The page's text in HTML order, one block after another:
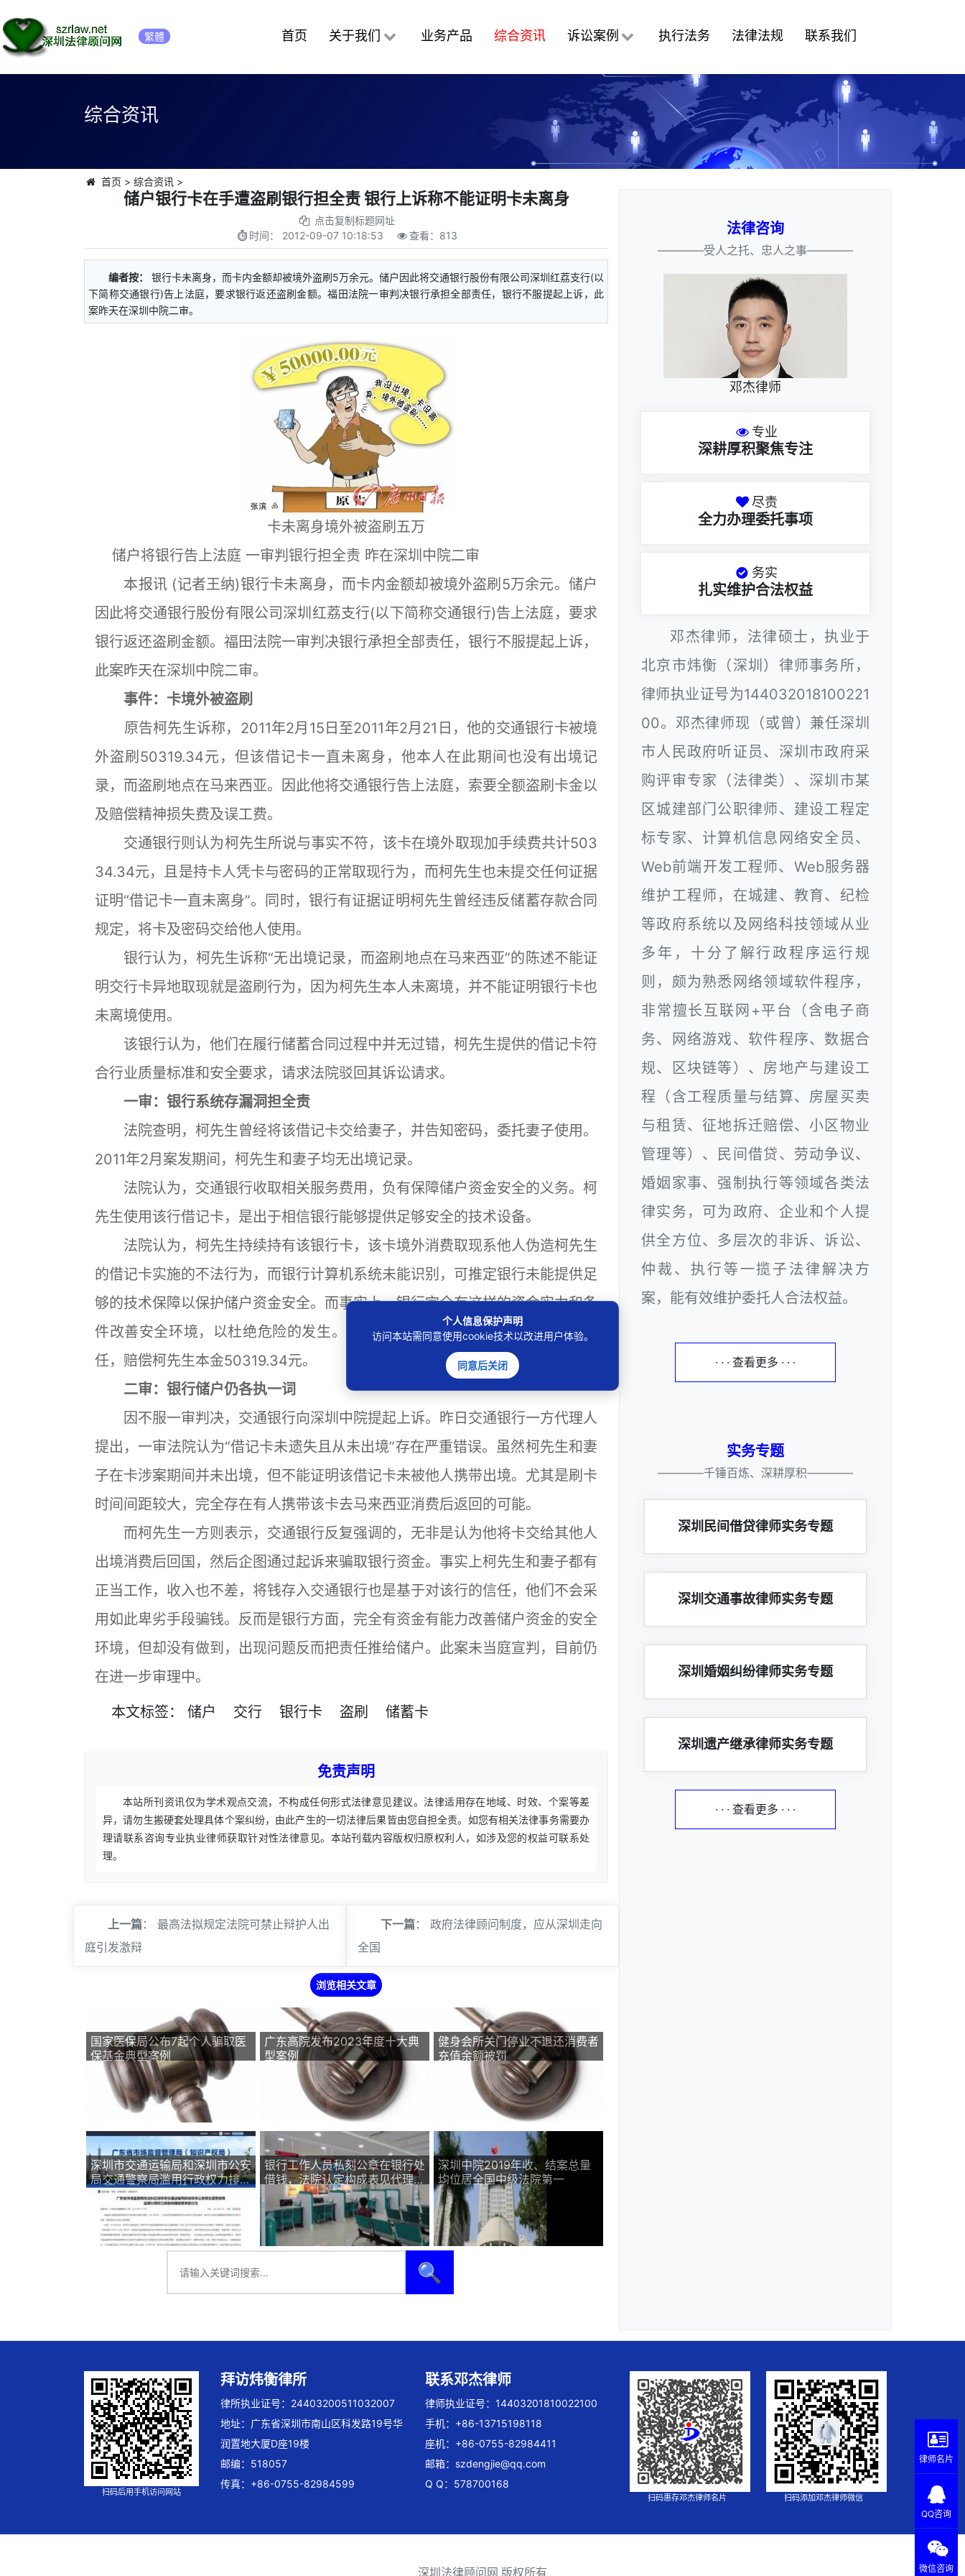
繁體 首页 关于我们 业务产品 综合资讯 诉讼案例 执行法务 法律法规 联系我们
综合资讯
首页 > 综合资讯>
储户银行卡在手遭盗刷银行担全责 银行上诉称不能证明卡未离身
点击复制标题网址
时间： 2012-09-07 10:18:53 查看： 813
编者按：
银行卡未离身，而卡内金额却被境外盗刷5万余元。储户因此将交通银行股份有限公司深圳红荔支行(以
下简称交通银行)告上法庭，要求银行返还盗刷金额。福田法院一审判决银行承担全部责任，银行不服提起上诉，此
案昨天在深圳中院二审。
卡未离身境外被盗刷五万
储户将银行告上法庭 一审判银行担全责 昨在深圳中院二审
本报讯 (记者王纳)银行卡未离身，而卡内金额却被境外盗刷5万余元。储户
因此将交通银行股份有限公司深圳红荔支行(以下简称交通银行)告上法庭，要求
银行返还盗刷金额。福田法院一审判决银行承担全部责任，银行不服提起上诉，
此案昨天在深圳中院二审。
事件：卡境外被盗刷
原告柯先生诉称，2011年2月15日至2011年2月21日，他的交通银行卡被境
外盗刷50319.34元，但该借记卡一直未离身，他本人在此期间也没有出境记
录，而盗刷地点在马来西亚。因此他将交通银行告上法庭，索要全额盗刷卡金以
及赔偿精神损失费及误工费。
交通银行则认为柯先生所说与事实不符，该卡在境外取现加手续费共计503
34.34元，且是持卡人凭卡与密码的正常取现行为，而柯先生也未提交任何证据
证明“借记卡一直未离身”。同时，银行有证据证明柯先生曾经违反储蓄存款合同
规定，将卡及密码交给他人使用。
银行认为，柯先生诉称“无出境记录，而盗刷地点在马来西亚”的陈述不能证
明交行卡异地取现就是盗刷行为，因为柯先生本人未离境，并不能证明银行卡也
未离境使用。
该银行认为，他们在履行储蓄合同过程中并无过错，柯先生提供的借记卡符
合行业质量标准和安全要求，请求法院驳回其诉讼请求。
一审：银行系统存漏洞担全责
法院查明，柯先生曾经将该借记卡交给妻子，并告知密码，委托妻子使用。
2011年2月案发期间，柯先生和妻子均无出境记录。
法院认为，交通银行收取相关服务费用，负有保障储户资金安全的义务。柯
先生使用该行借记卡，是出于相信银行能够提供足够安全的技术设备。
法院认为，柯先生持续持有该银行卡，该卡境外消费取现系他人伪造柯先生
的借记卡实施的不法行为，而银行计算机系统未能识别，可推定银行未能提供足
够的技术保障以保护储户资金安全。而事实上，银行完全有这样的资金实力和条
件改善安全环境，以杜绝危险的发生。因此一审法院判决银行承担全部赔偿责
任，赔偿柯先生本金50319.34元。
二审：银行储户仍各执一词
因不服一审判决，交通银行向深圳中院提起上诉。昨日交通银行一方代理人
提出，一审法院认为“借记卡未遗失且从未出境”存在严重错误。虽然柯先生和妻
子在卡涉案期间并未出境，但不能证明该借记卡未被他人携带出境。尤其是刷卡
时间间距较大，完全存在有人携带该卡去马来西亚消费后返回的可能。
而柯先生一方则表示，交通银行反复强调的，无非是认为他将卡交给其他人
出境消费后回国，然后企图通过起诉来骗取银行资金。事实上柯先生和妻子都有
正当工作，收入也不差，将钱存入交通银行也是基于对该行的信任，他们不会采
用如此卑劣手段骗钱。反而是银行方面，完全有资金有能力改善储户资金的安全
环境，但却没有做到，出现问题反而把责任推给储户。此案未当庭宣判，目前仍
在进一步审理中。
本文标签： 储户 交行 银行卡 盗刷 储蓄卡
免责声明
本站所刊资讯仅为学术观点交流，不构成任何形式法律意见建议。法律适用存在地域、时效、个案等差
异，请勿生搬硬套处理具体个案纠纷，由此产生的一切法律后果皆由您自担全责。如您有相关法律事务需要办
理请联系咨询专业执业律师获取针对性法律意见。本站刊载内容版权归原权利人，如涉及您的权益可联系处
理。
上一篇： 最高法拟规定法院可禁止辩护人出
庭引发激辩
下一篇： 政府法律顾问制度，应从深圳走向
全国
浏览相关文章
国家医保局公布7起个人骗取医
保基金典型案例
广东高院发布2023年度十大典
型案例
健身会所关门停业不退还消费者
充值余额被罚
深圳市交通运输局和深圳市公安
局交通警察局滥用行政权力排除
和限制竞争被查处
银行工作人员私刻公章在银行处
借钱，法院认定构成表见代理判
银行需担责
深圳中院2019年收、结案总量
均位居全国中级法院第一
🔍
法律咨询
————受人之托、忠人之事————
邓杰律师
专业
深耕厚积聚焦专注
尽责
全力办理委托事项
务实
扎实维护合法权益
邓杰律师，法律硕士，执业于
北京市炜衡（深圳）律师事务所，
律师执业证号为144032018100221
00。邓杰律师现（或曾）兼任深圳
市人民政府听证员、深圳市政府采
购评审专家（法律类）、深圳市某
区城建部门公职律师、建设工程定
标专家、计算机信息网络安全员、
Web前端开发工程师、Web服务器
维护工程师，在城建、教育、纪检
等政府系统以及网络科技领域从业
多年，十分了解行政程序运行规
则，颇为熟悉网络领域软件程序，
非常擅长互联网+平台（含电子商
务、网络游戏、软件程序、数据合
规、区块链等）、房地产与建设工
程（含工程质量与结算、房屋买卖
与租赁、征地拆迁赔偿、小区物业
管理等）、民间借贷、劳动争议、
婚姻家事、强制执行等领域各类法
律实务，可为政府、企业和个人提
供全方位、多层次的非诉、诉讼、
仲裁、执行等一揽子法律解决方
案，能有效维护委托人合法权益。
· · · 查看更多 · · ·
实务专题
————千锤百炼、深耕厚积————
深圳民间借贷律师实务专题
深圳交通事故律师实务专题
深圳婚姻纠纷律师实务专题
深圳遗产继承律师实务专题
· · · 查看更多 · · ·
扫码后用手机访问网站
拜访炜衡律所
律所执业证号：24403200511032007
地址：广东省深圳市南山区科发路19号华
润置地大厦D座19楼
邮编：518057
传真：+86-0755-82984599
联系邓杰律师
律师执业证号：14403201810022100
手机：+86-13715198118
座机：+86-0755-82984411
邮箱： szdengjie@qq.com
Q Q：578700168
扫码惠存邓杰律师名片 扫码添加邓杰律师微信
深圳法律顾问网 版权所有
个人信息保护声明
访问本站需同意使用cookie技术以改进用户体验。
同意后关闭
律师名片
QQ咨询
微信咨询